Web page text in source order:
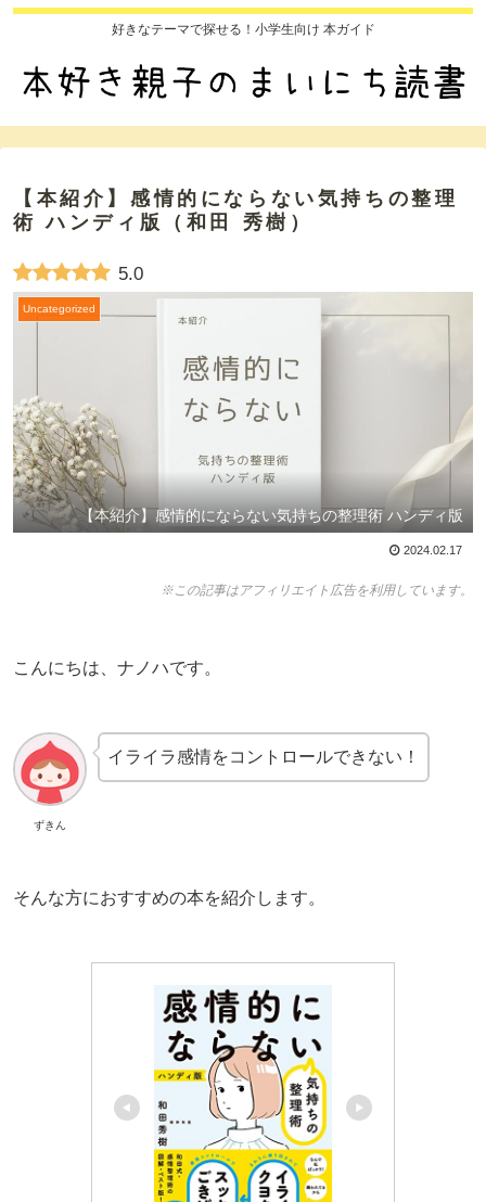
好きなテーマで探せる！小学生向け 本ガイド
【本紹介】感情的にならない気持ちの整理
術 ハンディ版（和田 秀樹）
5.0
Uncategorized
【本紹介】感情的にならない気持ちの整理術 ハンディ版
2024.02.17
※この記事はアフィリエイト広告を利用しています。
こんにちは、ナノハです。
ずきん
イライラ感情をコントロールできない！
そんな方におすすめの本を紹介します。